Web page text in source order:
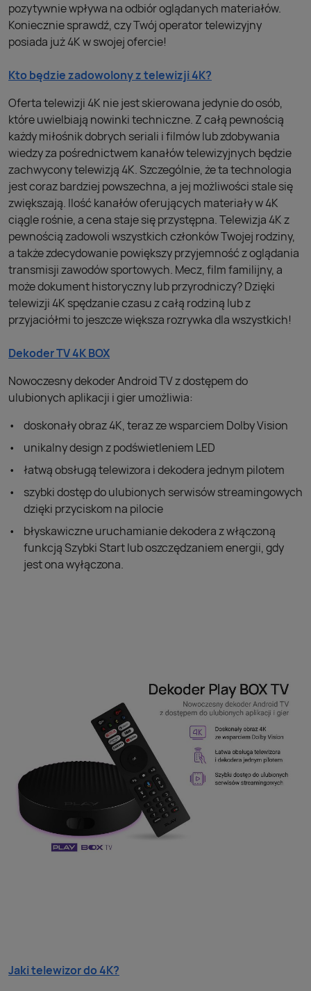
pozytywnie wpływa na odbiór oglądanych materiałów.
Koniecznie sprawdź, czy Twój operator telewizyjny
posiada już 4K w swojej ofercie!
Kto będzie zadowolony z telewizji 4K?
Oferta telewizji 4K nie jest skierowana jedynie do osób,
które uwielbiają nowinki techniczne. Z całą pewnością
każdy miłośnik dobrych seriali i filmów lub zdobywania
wiedzy za pośrednictwem kanałów telewizyjnych będzie
zachwycony telewizją 4K. Szczególnie, że ta technologia
jest coraz bardziej powszechna, a jej możliwości stale się
zwiększają. Ilość kanałów oferujących materiały w 4K
ciągle rośnie, a cena staje się przystępna. Telewizja 4K z
pewnością zadowoli wszystkich członków Twojej rodziny,
a także zdecydowanie powiększy przyjemność z oglądania
transmisji zawodów sportowych. Mecz, film familijny, a
może dokument historyczny lub przyrodniczy? Dzięki
telewizji 4K spędzanie czasu z całą rodziną lub z
przyjaciółmi to jeszcze większa rozrywka dla wszystkich!
Dekoder TV 4K BOX
Nowoczesny dekoder Android TV z dostępem do
ulubionych aplikacji i gier umożliwia:
doskonały obraz 4K, teraz ze wsparciem Dolby Vision
unikalny design z podświetleniem LED
łatwą obsługą telewizora i dekodera jednym pilotem
szybki dostęp do ulubionych serwisów streamingowych
dzięki przyciskom na pilocie
błyskawiczne uruchamianie dekodera z włączoną
funkcją Szybki Start lub oszczędzaniem energii, gdy
jest ona wyłączona.
Jaki telewizor do 4K?